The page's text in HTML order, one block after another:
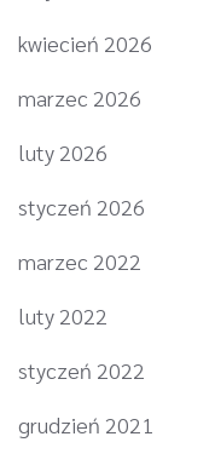
kwiecień 2026
marzec 2026
luty 2026
styczeń 2026
marzec 2022
luty 2022
styczeń 2022
grudzień 2021